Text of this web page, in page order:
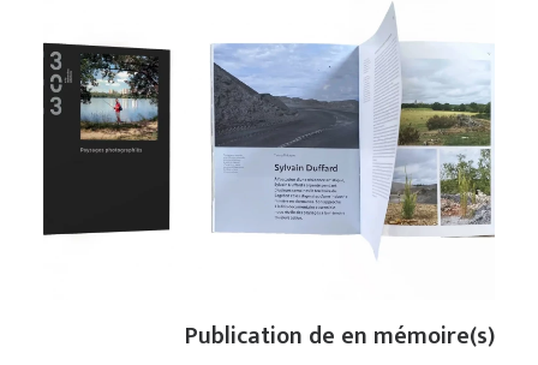
Publication de en mémoire(s)